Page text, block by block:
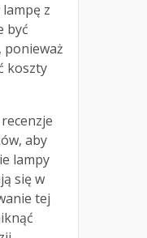
z
być
ponieważ
koszty
aby
lampy
się w
tej